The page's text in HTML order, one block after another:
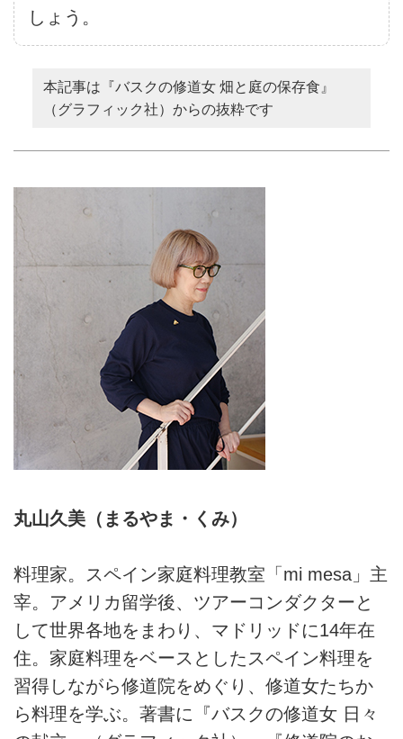
しょう。
本記事は『バスクの修道女 畑と庭の保存食』
（グラフィック社）からの抜粋です
丸山久美（まるやま・くみ）
料理家。スペイン家庭料理教室「mi mesa」主
宰。アメリカ留学後、ツアーコンダクターと
して世界各地をまわり、マドリッドに14年在
住。家庭料理をベースとしたスペイン料理を
習得しながら修道院をめぐり、修道女たちか
ら料理を学ぶ。著書に『バスクの修道女 日々